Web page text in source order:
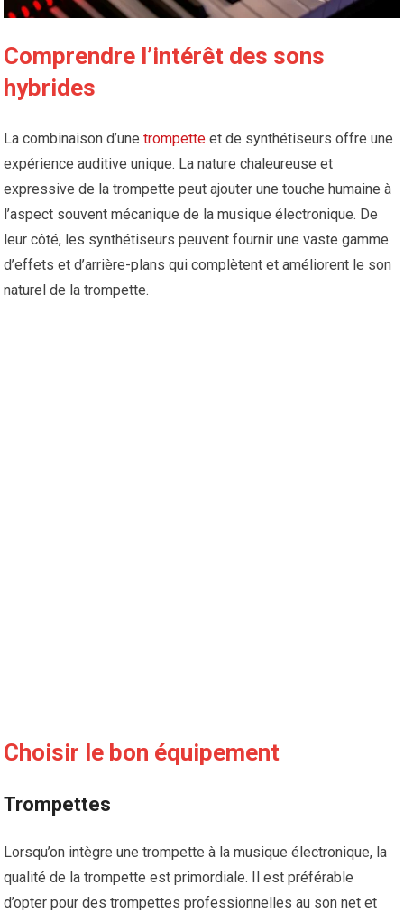
Comprendre l’intérêt des sons
hybrides
La combinaison d’unetrompette et de synthétiseurs offre une
expérience auditive unique. La nature chaleureuse et
expressive de la trompette peut ajouter une touche humaine à
l’aspect souvent mécanique de la musique électronique. De
leur côté, les synthétiseurs peuvent fournir une vaste gamme
d’effets et d’arrière-plans qui complètent et améliorent le son
naturel de la trompette.
Choisir le bon équipement
Trompettes
Lorsqu’on intègre une trompette à la musique électronique, la
qualité de la trompette est primordiale. Il est préférable
d’opter pour des trompettes professionnelles au son net et